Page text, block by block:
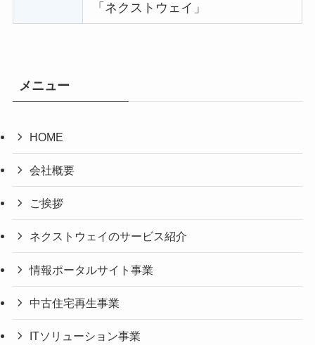
「ネクストウェイ」
メニュー
HOME
会社概要
ご挨拶
ネクストウェイのサービス紹介
情報ポータルサイト事業
中古住宅再生事業
ITソリューション事業